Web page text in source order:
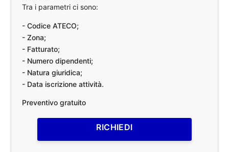
Tra i parametri ci sono:
- Codice ATECO;
- Zona;
- Fatturato;
- Numero dipendenti;
- Natura giuridica;
- Data iscrizione attività.
Preventivo gratuito
RICHIEDI